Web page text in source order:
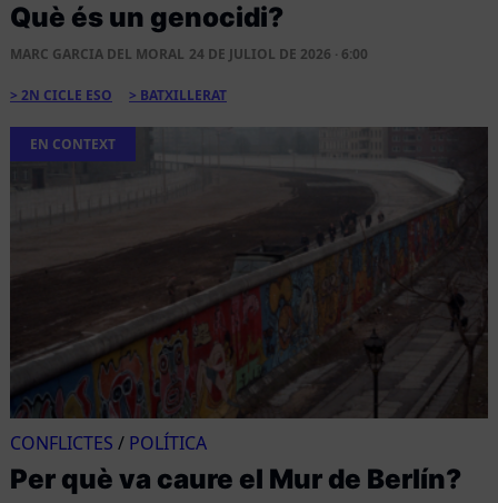
Què és un genocidi?
MARC GARCIA DEL MORAL 24 DE JULIOL DE 2026 · 6:00
2N CICLE ESO BATXILLERAT
EN CONTEXT
CONFLICTES / POLÍTICA
Per què va caure el Mur de Berlín?